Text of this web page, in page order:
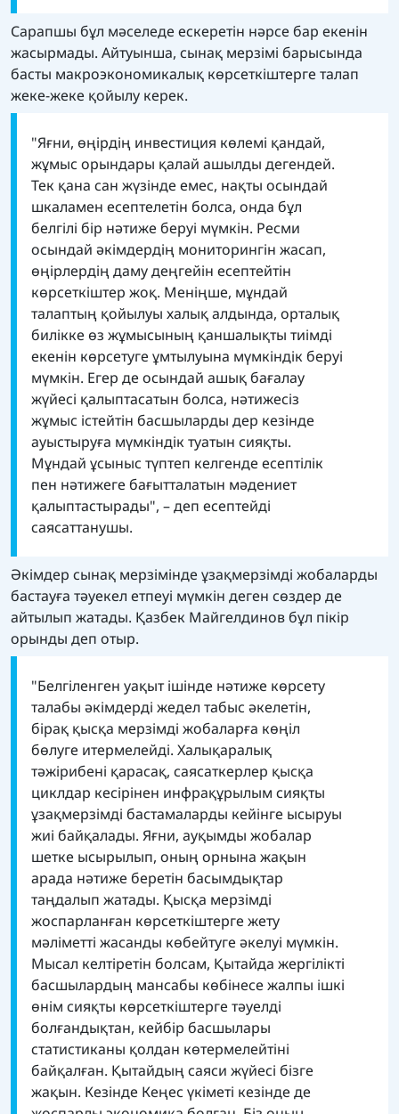
Сарапшы бұл мәселеде ескеретін нәрсе бар екенін
жасырмады. Айтуынша, сынақ мерзімі барысында
басты макроэкономикалық көрсеткіштерге талап
жеке-жеке қойылу керек.
"Яғни, өңірдің инвестиция көлемі қандай,
жұмыс орындары қалай ашылды дегендей.
Тек қана сан жүзінде емес, нақты осындай
шкаламен есептелетін болса, онда бұл
белгілі бір нәтиже беруі мүмкін. Ресми
осындай әкімдердің мониторингін жасап,
өңірлердің даму деңгейін есептейтін
көрсеткіштер жоқ. Меніңше, мұндай
талаптың қойылуы халық алдында, орталық
билікке өз жұмысының қаншалықты тиімді
екенін көрсетуге ұмтылуына мүмкіндік беруі
мүмкін. Егер де осындай ашық бағалау
жүйесі қалыптасатын болса, нәтижесіз
жұмыс істейтін басшыларды дер кезінде
ауыстыруға мүмкіндік туатын сияқты.
Мұндай ұсыныс түптеп келгенде есептілік
пен нәтижеге бағытталатын мәдениет
қалыптастырады", – деп есептейді
саясаттанушы.
Әкімдер сынақ мерзімінде ұзақмерзімді жобаларды
бастауға тәуекел етпеуі мүмкін деген сөздер де
айтылып жатады. Қазбек Майгелдинов бұл пікір
орынды деп отыр.
"Белгіленген уақыт ішінде нәтиже көрсету
талабы әкімдерді жедел табыс әкелетін,
бірақ қысқа мерзімді жобаларға көңіл
бөлуге итермелейді. Халықаралық
тәжірибені қарасақ, саясаткерлер қысқа
циклдар кесірінен инфрақұрылым сияқты
ұзақмерзімді бастамаларды кейінге ысыруы
жиі байқалады. Яғни, ауқымды жобалар
шетке ысырылып, оның орнына жақын
арада нәтиже беретін басымдықтар
таңдалып жатады. Қысқа мерзімді
жоспарланған көрсеткіштерге жету
мәліметті жасанды көбейтуге әкелуі мүмкін.
Мысал келтіретін болсам, Қытайда жергілікті
басшылардың мансабы көбінесе жалпы ішкі
өнім сияқты көрсеткіштерге тәуелді
болғандықтан, кейбір басшылары
статистиканы қолдан көтермелейтіні
байқалған. Қытайдың саяси жүйесі бізге
жақын. Кезінде Кеңес үкіметі кезінде де